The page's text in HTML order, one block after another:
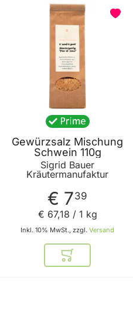
Gewürzsalz Mischung
Schwein 110g
Sigrid Bauer
Kräutermanufaktur
€ 739
Inkl. 10% MwSt., zzgl. Versand
€ 67,18 / 1 kg
In den